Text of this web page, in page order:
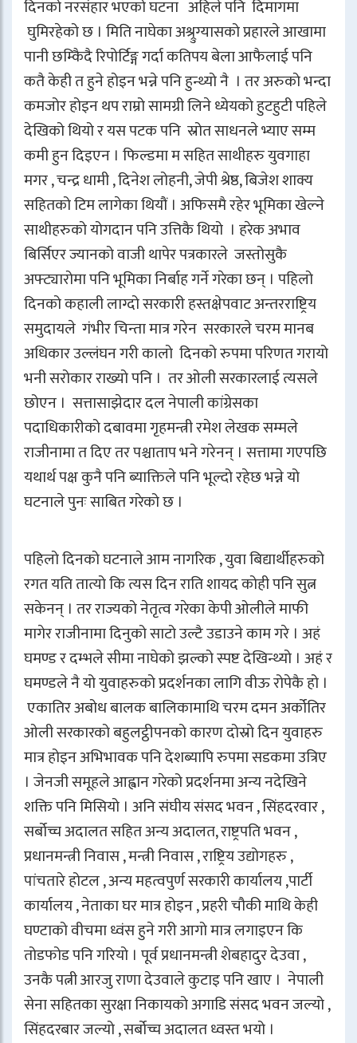
दिनको नरसंहार भएको घटना अहिले पनि दिमागमा
घुमिरहेको छ । मिति नाघेका अश्र्रुग्यासको प्रहारले आखामा
पानी छम्किैदै रिपोर्टिङ्ग गर्दा कतिपय बेला आफैलाई पनि
कतै केही त हुने होइन भन्ने पनि हुन्थ्यो नै । तर अरुको भन्दा
कमजोर होइन थप राम्रो सामग्री लिने ध्येयको हुटहुटी पहिले
देखिको थियो र यस पटक पनि स्रोत साधनले भ्याए सम्म
कमी हुन दिइएन । फिल्डमा म सहित साथीहरु युवगाहा
मगर , चन्द्र धामी , दिनेश लोहनी, जेपी श्रेष्ठ, बिजेश शाक्य
सहितको टिम लागेका थियौं । अफिसमै रहेर भूमिका खेल्ने
साथीहरुको योगदान पनि उत्तिकै थियो । हरेक अभाव
बिर्सिएर ज्यानको वाजी थापेर पत्रकारले जस्तोसुकै
अफ्ट्यारोमा पनि भूमिका निर्बाह गर्ने गरेका छन् । पहिलो
दिनको कहाली लाग्दो सरकारी हस्तक्षेपवाट अन्तरराष्ट्रिय
समुदायले गंभीर चिन्ता मात्र गरेन सरकारले चरम मानब
अधिकार उल्लंघन गरी कालो दिनको रुपमा परिणत गरायो
भनी सरोकार राख्यो पनि । तर ओली सरकारलाई त्यसले
छोएन । सत्तासाझेदार दल नेपाली कांग्रेसका
पदाधिकारीको दबावमा गृहमन्त्री रमेश लेखक सम्मले
राजीनामा त दिए तर पश्चाताप भने गरेनन् । सत्तामा गएपछि
यथार्थ पक्ष कुनै पनि ब्याक्तिले पनि भूल्दो रहेछ भन्ने यो
घटनाले पुनः साबित गरेको छ ।
पहिलो दिनको घटनाले आम नागरिक , युवा बिद्यार्थीहरुको
रगत यति तात्यो कि त्यस दिन राति शायद कोही पनि सुत्न
सकेनन् । तर राज्यको नेतृत्व गरेका केपी ओलीले माफी
मागेर राजीनामा दिनुको साटो उल्टै उडाउने काम गरे । अहं
घमण्ड र दम्भले सीमा नाघेको झल्को स्पष्ट देखिन्थ्यो । अहं र
घमण्डले नै यो युवाहरुको प्रदर्शनका लागि वीऊ रोपेकै हो ।
एकातिर अबोध बालक बालिकामाथि चरम दमन अर्कोतिर
ओली सरकारको बहुलट्ठीपनको कारण दोस्रो दिन युवाहरु
मात्र होइन अभिभावक पनि देशब्यापि रुपमा सडकमा उत्रिए
। जेनजी समूहले आह्वान गरेको प्रदर्शनमा अन्य नदेखिने
शक्ति पनि मिसियो । अनि संघीय संसद भवन , सिंहदरवार ,
सर्बोच्च अदालत सहित अन्य अदालत, राष्ट्रपति भवन ,
प्रधानमन्त्री निवास , मन्त्री निवास , राष्ट्रिय उद्योगहरु ,
पांचतारे होटल , अन्य महत्वपुर्ण सरकारी कार्यालय ,पार्टी
कार्यालय , नेताका घर मात्र होइन , प्रहरी चौकी माथि केही
घण्टाको वीचमा ध्वंस हुने गरी आगो मात्र लगाइएन कि
तोडफोड पनि गरियो । पूर्व प्रधानमन्त्री शेबहादुर देउवा ,
उनकै पत्नी आरजु राणा देउवाले कुटाइ पनि खाए । नेपाली
सेना सहितका सुरक्षा निकायको अगाडि संसद भवन जल्यो ,
सिंहदरबार जल्यो , सर्बोच्च अदालत ध्वस्त भयो ।